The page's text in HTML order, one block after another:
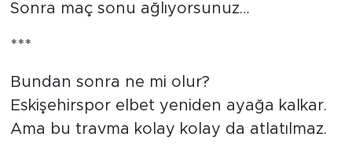
Sonra maç sonu ağlıyorsunuz…
***
Bundan sonra ne mi olur?
Eskişehirspor elbet yeniden ayağa kalkar.
Ama bu travma kolay kolay da atlatılmaz.